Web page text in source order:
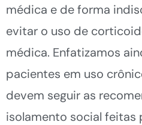
médica e de forma
evitar o uso de
médica. Enfatizamos
pacientes em uso
devem seguir as
isolamento social feitas